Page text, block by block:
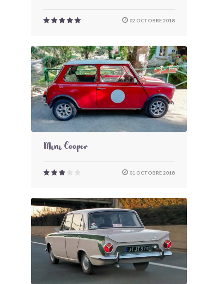
02 OCTOBRE 2018
Mini Cooper
01 OCTOBRE 2018